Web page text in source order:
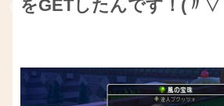
をGETしたんです！(〃▽